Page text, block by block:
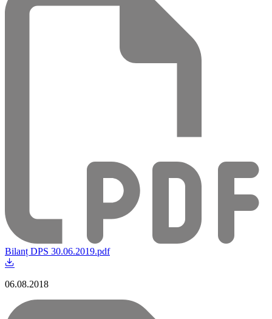
Bilanț DPS 30.06.2019.pdf
06.08.2018